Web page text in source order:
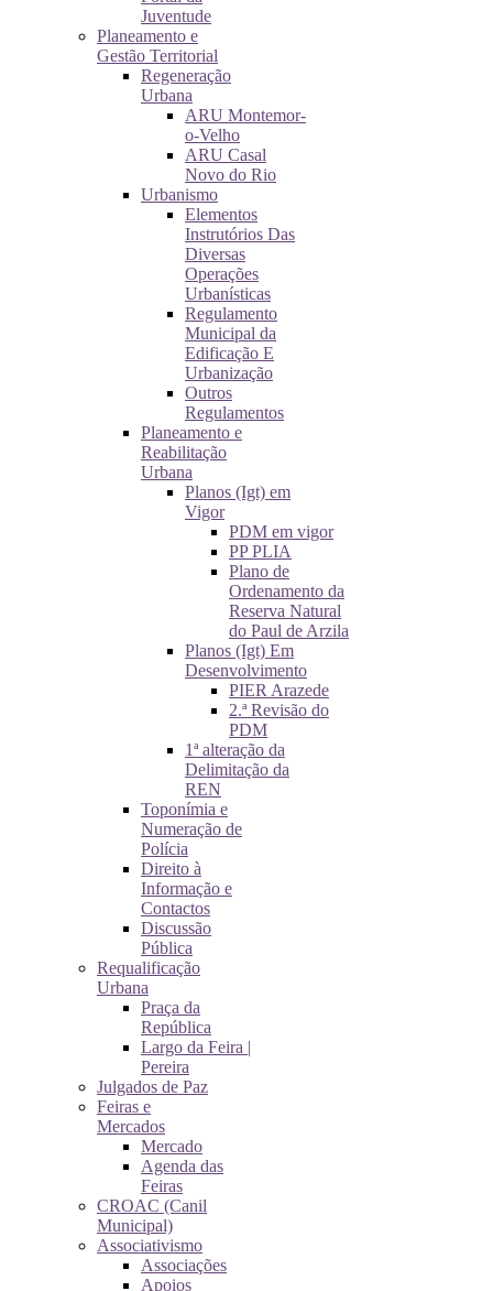
Juventude
Planeamento e
Gestão Territorial
Regeneração
Urbana
ARU Montemor-
o-Velho
ARU Casal
Novo do Rio
Urbanismo
Elementos
Instrutórios Das
Diversas
Operações
Urbanísticas
Regulamento
Municipal da
Edificação E
Urbanização
Outros
Regulamentos
Planeamento e
Reabilitação
Urbana
Planos (Igt) em
Vigor
PDM em vigor
PP PLIA
Plano de
Ordenamento da
Reserva Natural
do Paul de Arzila
Planos (Igt) Em
Desenvolvimento
PIER Arazede
2.ª Revisão do
PDM
1ª alteração da
Delimitação da
REN
Toponímia e
Numeração de
Polícia
Direito à
Informação e
Contactos
Discussão
Pública
Requalificação
Urbana
Praça da
República
Largo da Feira |
Pereira
Julgados de Paz
Feiras e
Mercados
Mercado
Agenda das
Feiras
CROAC (Canil
Municipal)
Associativismo
Associações
Apoios